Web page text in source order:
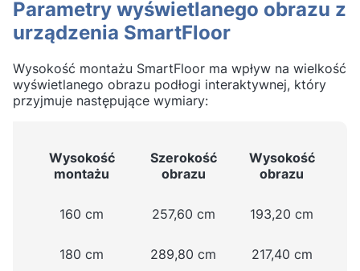
Parametry wyświetlanego obrazu z
urządzenia SmartFloor
Wysokość montażu SmartFloor ma wpływ na wielkość
wyświetlanego obrazu podłogi interaktywnej, który
przyjmuje następujące wymiary:
Wysokość
montażu
Szerokość
obrazu
Wysokość
obrazu
160 cm 257,60 cm 193,20 cm
180 cm 289,80 cm 217,40 cm